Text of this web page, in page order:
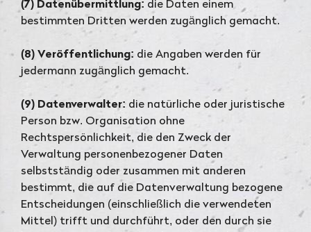
(7) Datenübermittlung: die Daten einem
bestimmten Dritten werden zugänglich gemacht.
(8) Veröffentlichung: die Angaben werden für
jedermann zugänglich gemacht.
(9) Datenverwalter: die natürliche oder juristische
Person bzw. Organisation ohne
Rechtspersönlichkeit, die den Zweck der
Verwaltung personenbezogener Daten
selbstständig oder zusammen mit anderen
bestimmt, die auf die Datenverwaltung bezogene
Entscheidungen (einschließlich die verwendeten
Mittel) trifft und durchführt, oder den durch sie